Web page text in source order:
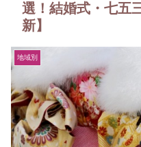
選！結婚式・七五
新】
地域別